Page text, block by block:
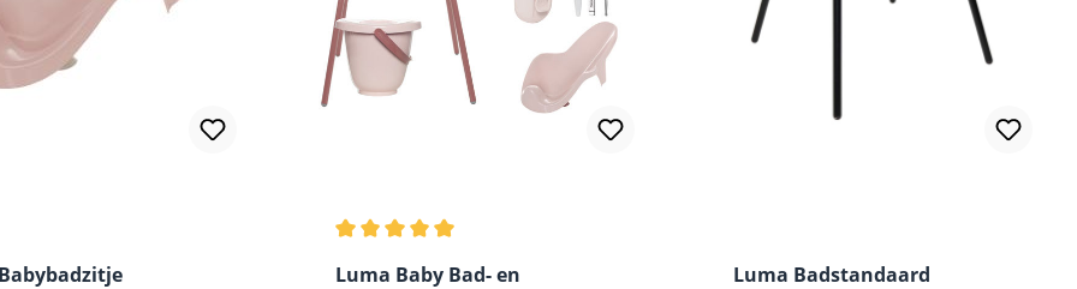
Luma Baby Bad- en
Luma Badstandaard